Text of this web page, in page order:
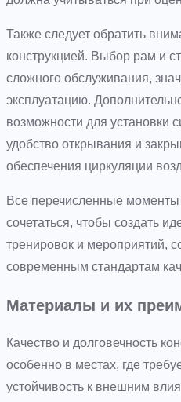
Также следует обратить
конструкцией. Выбор рам и
сложного обслуживания,
эксплуатацию.
возможности для установки
удобство открывания и
обеспечения циркуляции
Все перечисленные
сочетаться, чтобы создать
тренировок и мероприятий,
современным стандартам
Материалы и их
Качество и долговечность
особенно в местах, где
устойчивость к внешним